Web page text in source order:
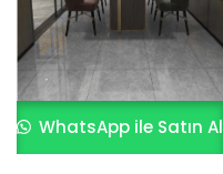
WhatsApp ile Satın Al